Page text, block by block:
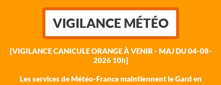
VIGILANCE MÉTÉO
[VIGILANCE CANICULE ORANGE À VENIR - MAJ DU 04-08-
2026 10h]
Les services de Météo-France maintiennent le Gard en